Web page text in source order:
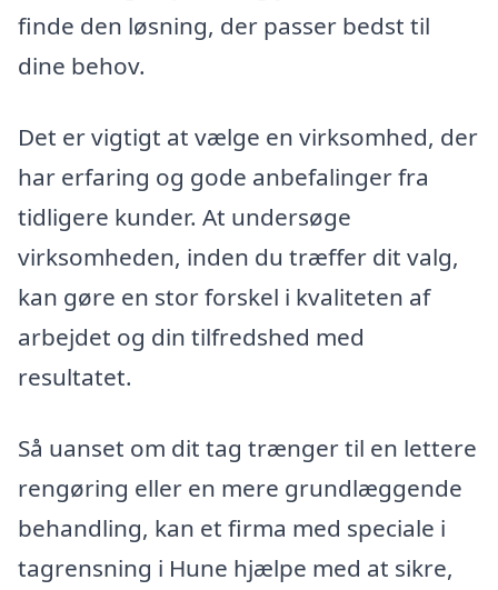
finde den løsning, der passer bedst til
dine behov.
Det er vigtigt at vælge en virksomhed, der
har erfaring og gode anbefalinger fra
tidligere kunder. At undersøge
virksomheden, inden du træffer dit valg,
kan gøre en stor forskel i kvaliteten af
arbejdet og din tilfredshed med
resultatet.
Så uanset om dit tag trænger til en lettere
rengøring eller en mere grundlæggende
behandling, kan et firma med speciale i
tagrensning i Hune hjælpe med at sikre,